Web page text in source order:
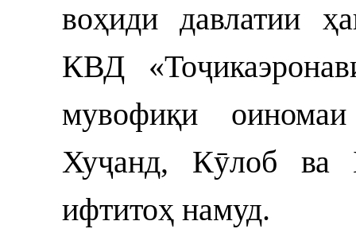
воҳиди давлатии
КВД
мувофиқи
Хуҷанд, Кӯлоб ва
ифтитоҳ намуд.